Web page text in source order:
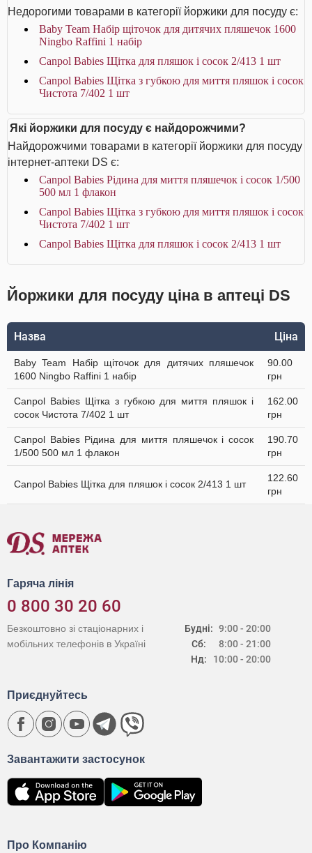
Недорогими товарами в категорії йоржики для посуду є:
Baby Team Набір щіточок для дитячих пляшечок 1600
Ningbo Raffini 1 набір
Canpol Babies Щітка для пляшок і сосок 2/413 1 шт
Canpol Babies Щітка з губкою для миття пляшок і сосок
Чистота 7/402 1 шт
Які йоржики для посуду є найдорожчими?
Найдорожчими товарами в категорії йоржики для посуду
інтернет-аптеки DS є:
Canpol Babies Рідина для миття пляшечок і сосок 1/500
500 мл 1 флакон
Canpol Babies Щітка з губкою для миття пляшок і сосок
Чистота 7/402 1 шт
Canpol Babies Щітка для пляшок і сосок 2/413 1 шт
Йоржики для посуду ціна в аптеці DS
Назва Ціна
Baby Team Набір щіточок для дитячих пляшечок
1600 Ningbo Raffini 1 набір
90.00
грн
Canpol Babies Щітка з губкою для миття пляшок і
сосок Чистота 7/402 1 шт
162.00
грн
Canpol Babies Рідина для миття пляшечок і сосок
1/500 500 мл 1 флакон
190.70
грн
Canpol Babies Щітка для пляшок і сосок 2/413 1 шт
122.60
грн
Гаряча лінія
0 800 30 20 60
Будні:
Сб:
Нд:
9:00 - 20:00
8:00 - 21:00
10:00 - 20:00
Безкоштовно зі стаціонарних і
мобільних телефонів в Україні
Про Компанію
Завантажити застосунок
Приєднуйтесь